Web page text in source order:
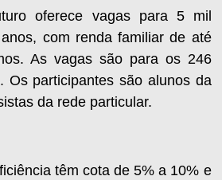
oferece vagas para 5 mil
com renda familiar de até
As vagas são para os 246
Os participantes são alunos da
da rede particular.
têm cota de 5% a 10% e